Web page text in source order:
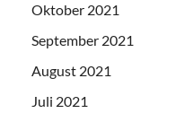
Oktober 2021
September 2021
August 2021
Juli 2021